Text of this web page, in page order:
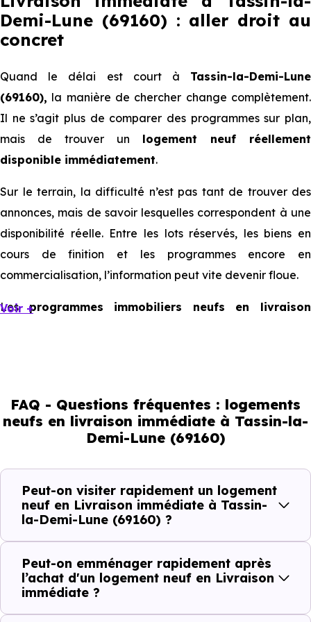
Demi-Lune (69160) : aller droit au
concret
Quand le délai est court à Tassin-la-Demi-Lune
(69160), la manière de chercher change complètement.
Il ne s’agit plus de comparer des programmes sur plan,
mais de trouver un logement neuf réellement
disponible immédiatement.
Sur le terrain, la difficulté n’est pas tant de trouver des
annonces, mais de savoir lesquelles correspondent à une
disponibilité réelle. Entre les lots réservés, les biens en
cours de finition et les programmes encore en
commercialisation, l’information peut vite devenir floue.
Lesprogrammes immobiliers neufs en livraison
Livraison immédiate : ce que vous
pouvez réellement faire
Avec un
logement neuf en livraison immédiate à
Tassin-la-Demi-Lune (69160), vous êtes dans une
logique très concrète. Le logement neuf est là, vous
pouvez le voir, et le projet peut avancer rapidement.
Dans la pratique, voici comment cela se passe :
Action Ce que cela change pour vous
Voir +
FAQ - Questions fréquentes : logements
neufs en livraison immédiate à Tassin-la-
Demi-Lune (69160)
Peut-on visiter rapidement un logement
neuf en Livraison immédiate à Tassin-
la-Demi-Lune (69160) ?
Peut-on emménager rapidement après
l’achat d'un logement neuf en Livraison
immédiate ?